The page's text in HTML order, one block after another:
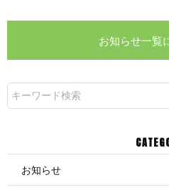
お知らせ一覧
お知らせ